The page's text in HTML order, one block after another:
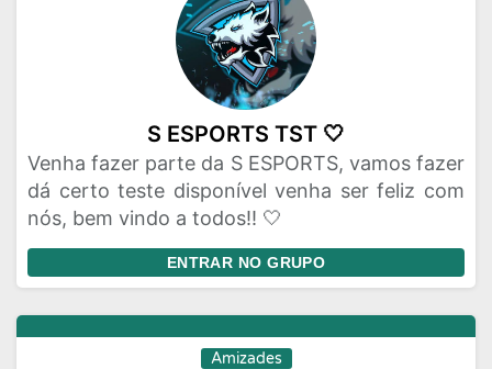
S ESPORTS TST 🤍
Venha fazer parte da S ESPORTS, vamos fazer
dá certo teste disponível venha ser feliz com
nós, bem vindo a todos!! 🤍
ENTRAR NO GRUPO
Amizades